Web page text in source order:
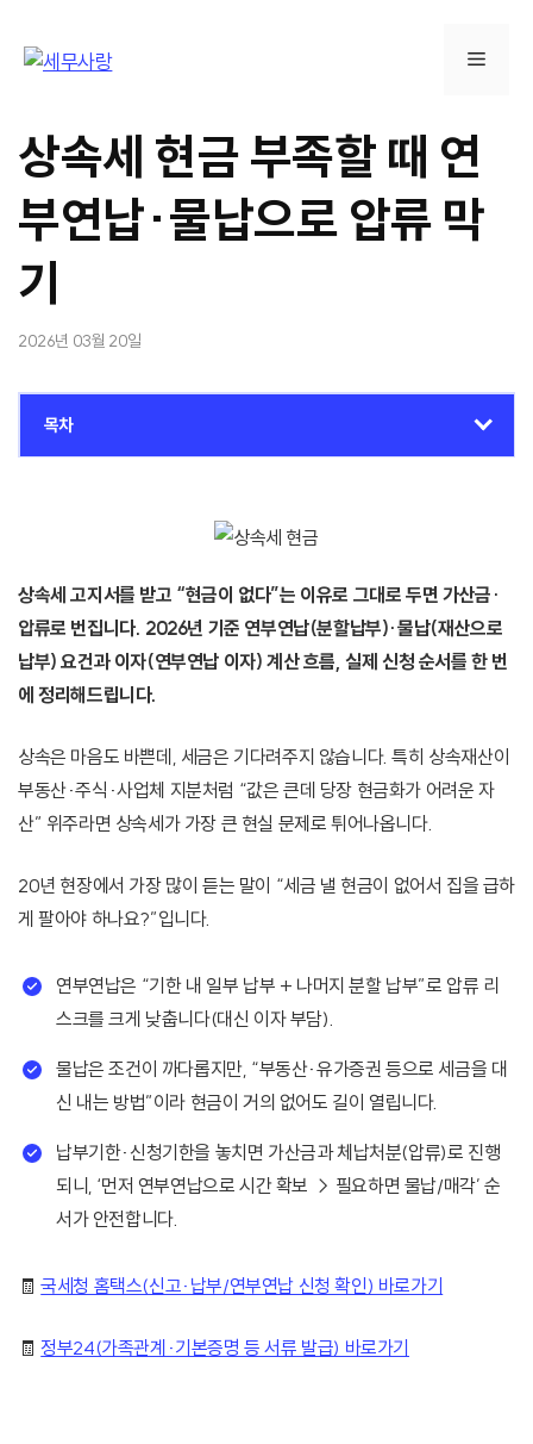
메
상속세 현금 부족할 때 연
부연납·물납으로 압류 막
기
2026년 03월 20일
목차
상속세 고지서를 받고 “현금이 없다”는 이유로 그대로 두면 가산금·
압류로 번집니다. 2026년 기준 연부연납(분할납부)·물납(재산으로
납부) 요건과 이자(연부연납 이자) 계산 흐름, 실제 신청 순서를 한 번
에 정리해드립니다.
상속은 마음도 바쁜데, 세금은 기다려주지 않습니다. 특히 상속재산이
부동산·주식·사업체 지분처럼 “값은 큰데 당장 현금화가 어려운 자
산” 위주라면 상속세가 가장 큰 현실 문제로 튀어나옵니다.
20년 현장에서 가장 많이 듣는 말이 “세금 낼 현금이 없어서 집을 급하
게 팔아야 하나요?”입니다.
연부연납은 “기한 내 일부 납부 + 나머지 분할 납부”로 압류 리
스크를 크게 낮춥니다(대신 이자 부담).
물납은 조건이 까다롭지만, “부동산·유가증권 등으로 세금을 대
신 내는 방법”이라 현금이 거의 없어도 길이 열립니다.
납부기한·신청기한을 놓치면 가산금과 체납처분(압류)로 진행
되니, ‘먼저 연부연납으로 시간 확보 → 필요하면 물납/매각’ 순
서가 안전합니다.
🧾국세청 홈택스(신고·납부/연부연납 신청 확인) 바로가기
🧾정부24(가족관계·기본증명 등 서류 발급) 바로가기